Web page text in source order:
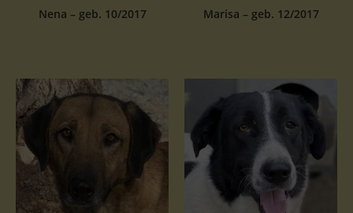
Nena – geb. 10/2017 Marisa – geb. 12/2017